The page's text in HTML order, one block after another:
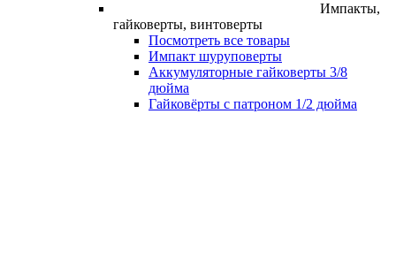
Импакты,
гайковерты, винтоверты
Посмотреть все товары
Импакт шуруповерты
Аккумуляторные гайковерты 3/8
дюйма
Гайковёрты с патроном 1/2 дюйма